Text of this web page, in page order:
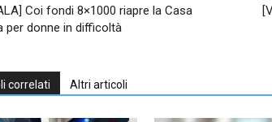
Coi fondi 8×1000 riapre la Casa
per donne in difficoltà
correlati Altri articoli